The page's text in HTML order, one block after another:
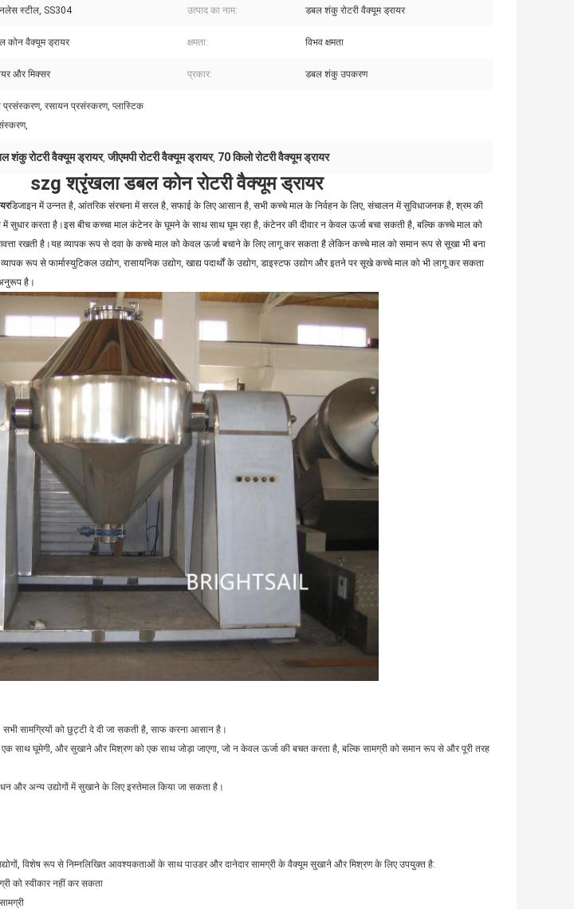
स्टील, SS304 उत्पाद का नाम: डबल शंकु रोटरी वैक्यूम ड्रायर
कोन वैक्यूम ड्रायर क्षमता: विभव क्षमता
और मिक्सर प्रकार: डबल शंकु उपकरण
प्रसंस्करण, रसायन प्रसंस्करण, प्लास्टिक
शंकु रोटरी वैक्यूम ड्रायर,जीएमपी रोटरी वैक्यूम ड्रायर, 70 किलो रोटरी वैक्यूम ड्रायर
szg श्रृंखला डबल कोन रोटरी वैक्यूम ड्रायर
डिजाइन में उन्नत है, आंतरिक संरचना में सरल है, सफाई के लिए आसान है, सभी कच्चे माल के निर्वहन के लिए, संचालन में सुविधाजनक है, श्रम की
सुधार करता है।इस बीच कच्चा माल कंटेनर के घूमने के साथ साथ घूम रहा है, कंटेनर की दीवार न केवल ऊर्जा बचा सकती है, बल्कि कच्चे माल को
रखती है।यह व्यापक रूप से दवा के कच्चे माल को केवल ऊर्जा बचाने के लिए लागू कर सकता है लेकिन कच्चे माल को समान रूप से सूखा भी बना
रूप से फार्मास्युटिकल उद्योग, रासायनिक उद्योग, खाद्य पदार्थों के उद्योग, डाइस्टफ उद्योग और इतने पर सूखे कच्चे माल को भी लागू कर सकता
है।
सामग्रियों को छुट्टी दे दी जा सकती है, साफ करना आसान है।
एक साथ घूमेगी, और सुखाने और मिश्रण को एक साथ जोड़ा जाएगा, जो न केवल ऊर्जा की बचत करता है, बल्कि सामग्री को समान रूप से और पूरी तरह
और अन्य उद्योगों में सुखाने के लिए इस्तेमाल किया जा सकता है।
विशेष रूप से निम्नलिखित आवश्यकताओं के साथ पाउडर और दानेदार सामग्री के वैक्यूम सुखाने और मिश्रण के लिए उपयुक्त है:
को स्वीकार नहीं कर सकता